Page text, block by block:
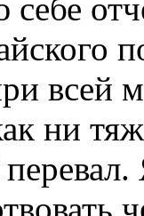
всей
ни